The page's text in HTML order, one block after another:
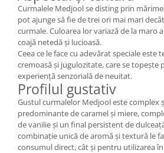
Curmalele Medjool se disting prin
pot ajunge să fie de trei ori mai mari
curmale. Culoarea lor variază de la maro
coajă netedă și lucioasă.
Ceea ce le face cu adevărat speciale
cremoasă și jugulozitate, care se topește
experiență senzorială de neuitat.
Profilul gustativ
Gustul curmalelor Medjool este complex
predominante de caramel și miere,
de vanilie și un final persistent de
combinație unică de aromă și textură le
consumul direct, cât și pentru utilizarea